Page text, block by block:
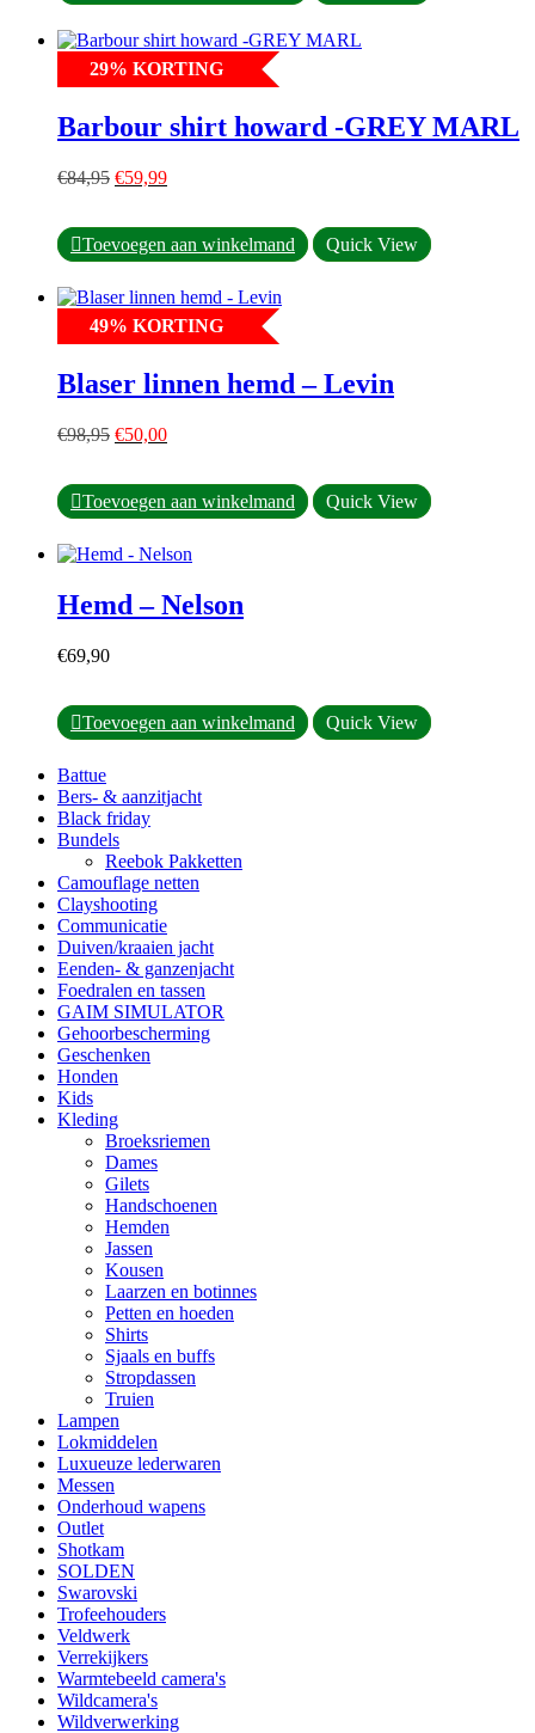
product
meerdere
optie
kan
productpagina
29% KORTING
Barbour shirt howard -GREY MARL
€84,95 Oorspronkelijke
€84,95.
€59,99Huidige
€59,99.
Toevoegen aan winkelmand
Dit
product
kan
productpagina
Quick View
49% KORTING
Blaser linnen hemd – Levin
€98,95 Oorspronkelijke
€98,95.
€50,00Huidige
€50,00.
Toevoegen aan winkelmand
Dit
product
op
de
Quick View
Hemd – Nelson
€69,90
Toevoegen aan winkelmand
Dit
product
Quick View
Battue
Bers- & aanzitjacht
Black friday
Bundels
Reebok Pakketten
Camouflage netten
Clayshooting
Communicatie
Duiven/kraaien jacht
Eenden- & ganzenjacht
Foedralen en tassen
GAIM SIMULATOR
Gehoorbescherming
Geschenken
Honden
Kids
Kleding
Broeksriemen
Dames
Gilets
Handschoenen
Hemden
Jassen
Kousen
Laarzen en botinnes
Petten en hoeden
Shirts
Sjaals en buffs
Stropdassen
Truien
Lampen
Lokmiddelen
Luxueuze lederwaren
Messen
Onderhoud wapens
Outlet
Shotkam
SOLDEN
Swarovski
Trofeehouders
Veldwerk
Verrekijkers
Warmtebeeld camera's
Wildcamera's
Wildverwerking